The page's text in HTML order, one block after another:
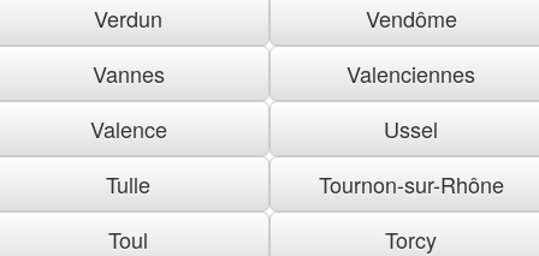
Verdun
Vendôme
Vannes
Valenciennes
Valence
Ussel
Tulle
Tournon-sur-Rhône
Toul
Torcy